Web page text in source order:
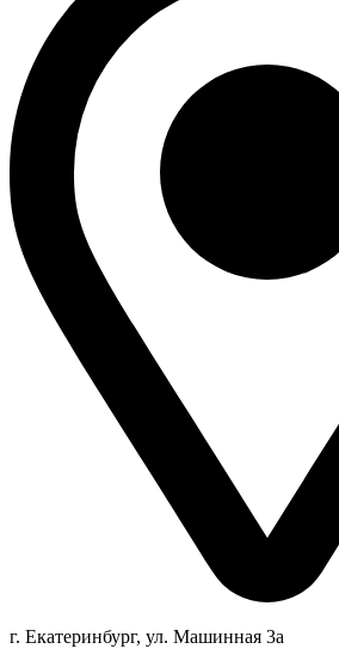
г. Екатеринбург, ул. Машинная 3а